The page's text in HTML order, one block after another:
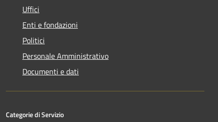
Uffici
Enti e fondazioni
Politici
Personale Amministrativo
Documenti e dati
Categorie di Servizio